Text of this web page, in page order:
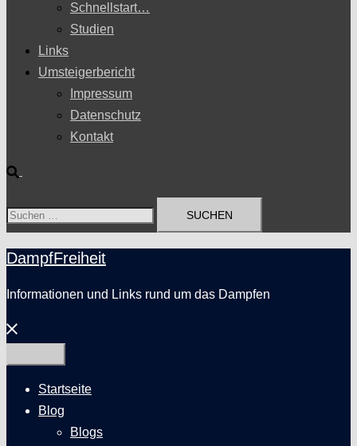
Schnellstart…
Studien
Links
Umsteigerbericht
Impressum
Datenschutz
Kontakt
Suche
Suchen
DampfFreiheit
Informationen und Links rund um das Dampfen
Menü
schließen
Startseite
Blog
Blogs